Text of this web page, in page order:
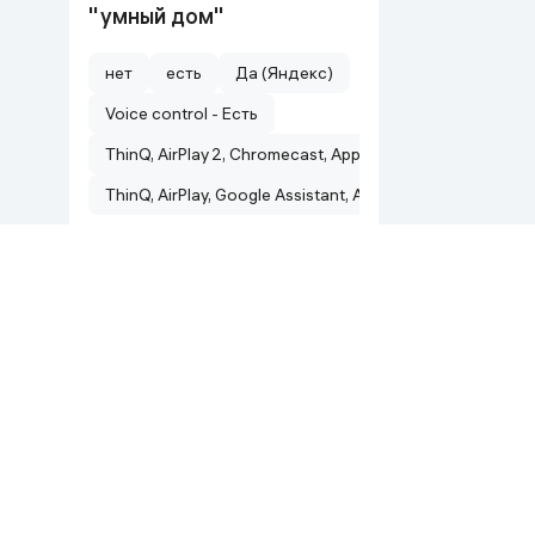
"умный дом"
нет есть
Да (Яндекс)
Voice control - Есть
ThinQ, AirPlay 2, Chromecast, Apple HomeKit, Google
ThinQ, AirPlay, Google Assistant, Alexa, Chromecast